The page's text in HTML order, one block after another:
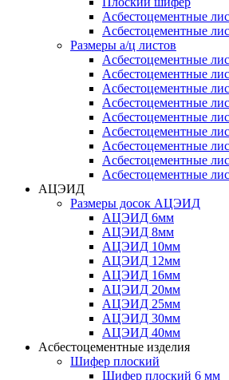
Асбестоцементные
Асбестоцементные
Размеры а/ц листов
Асбестоцементные
Асбестоцементные
Асбестоцементные
Асбестоцементные
Асбестоцементные
Асбестоцементные
Асбестоцементные
Асбестоцементные
Асбестоцементные
АЦЭИД
Размеры досок АЦЭИД
АЦЭИД 6мм
АЦЭИД 8мм
АЦЭИД 10мм
АЦЭИД 12мм
АЦЭИД 16мм
АЦЭИД 20мм
АЦЭИД 25мм
АЦЭИД 30мм
АЦЭИД 40мм
Асбестоцементные изделия
Шифер плоский
Шифер плоский 6 мм